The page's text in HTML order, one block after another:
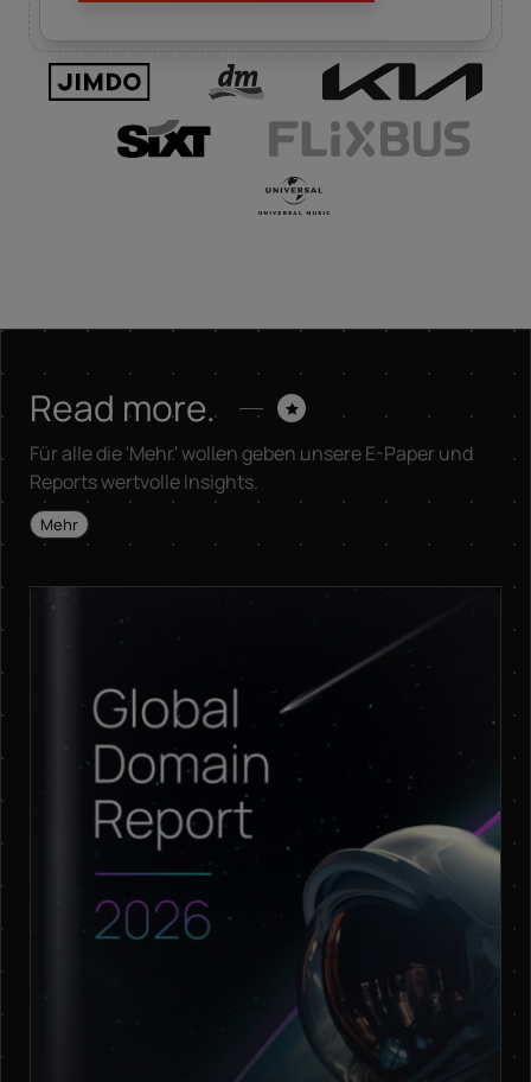
Unser Content wird inspiriert durch unsere
Read more.
Für alle die 'Mehr' wollen geben unsere E-Paper und
Reports wertvolle Insights.
Mehr